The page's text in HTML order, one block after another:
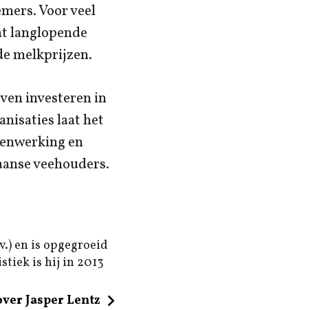
Voor veel
langlopende
melkprijzen.
investeren in
laat het
en
veehouders.
en is opgegroeid
is hij in 2013
Jasper Lentz